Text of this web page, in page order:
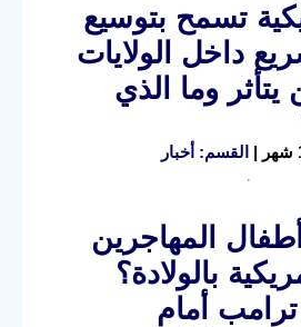
تسمح بتوسيع
داخل الولايات
يتأثر وما الذي
القسم: أخبار
المهاجرين
بالولادة؟
أمام